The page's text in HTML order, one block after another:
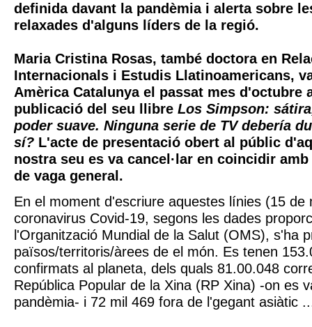
definida davant la pandèmia i alerta sobre
relaxades d'alguns líders de la regió.
Maria Cristina Rosas, també doctora en
Internacionals i Estudis Llatinoamericans,
Amèrica Catalunya el passat mes d'octubre
publicació del seu llibre Los Simpson:
poder suave. Ninguna serie de TV debería
sí? L'acte de presentació obert al públic
nostra seu es va cancel·lar en coincidir
de vaga general.
En el moment d'escriure aquestes línies (15 de
coronavirus Covid-19, segons les dades
l'Organització Mundial de la Salut (OMS), s'ha
països/territoris/àrees de el món. Es tenen
confirmats al planeta, dels quals 81.00.048
República Popular de la Xina (RP Xina) -on es
pandèmia- i 72 mil 469 fora de l'gegant asiàtic